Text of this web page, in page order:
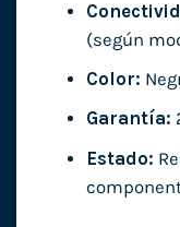
(según
Color:
Garantía:
Estado: